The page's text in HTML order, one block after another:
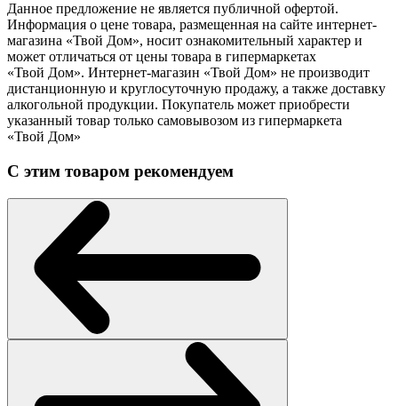
Данное предложение не является публичной офертой.
Информация о цене товара, размещенная на сайте интернет-
магазина «Твой Дом», носит ознакомительный характер и
может отличаться от цены товара в гипермаркетах
«Твой Дом». Интернет-магазин «Твой Дом» не производит
дистанционную и круглосуточную продажу, а также доставку
алкогольной продукции. Покупатель может приобрести
указанный товар только самовывозом из гипермаркета
«Твой Дом»
С этим товаром рекомендуем